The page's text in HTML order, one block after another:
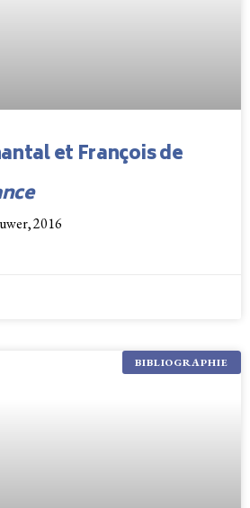
et François de
2016
BIBLIOGRAPHIE